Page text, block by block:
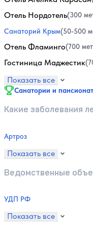
Отель Нордотель(300
Санаторий Крым(50-500
Отель Фламинго(700
Гостиница Маджестик
Показать все
Санатории и
Какие заболевания
Артроз
Показать все
Ведомственные
УДП РФ
Показать все